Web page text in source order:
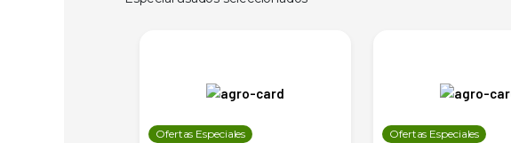
Ofertas Especiales Ofertas Especiales